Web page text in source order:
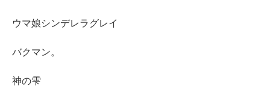
ウマ娘シンデレラグレイ
バクマン。
神の雫